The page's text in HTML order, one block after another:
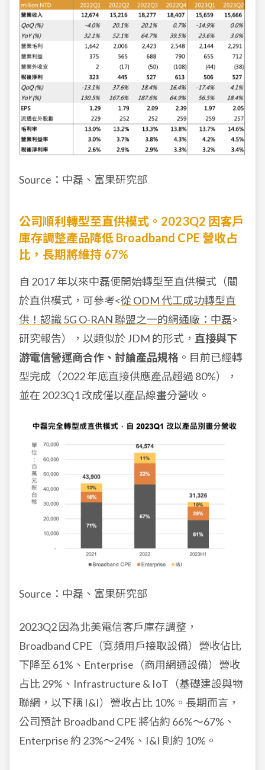
Source：中磊、富果研究部
公司順利轉型至直供模式。2023Q2 因客戶
庫存調整產品降低 Broadband CPE 營收占
比，長期將維持 67%
自 2017 年以來中磊便開始轉型至直供模式（關
於直供模式，可參考<從 ODM 代工成功轉型直
供！認識 5G O-RAN 聯盟之一的網通廠：中磊>
研究報告），以類似於 JDM 的形式， 直接與下
游電信營運商合作、討論產品規格 。目前已經轉
型完成（2022 年底直接供應產品超過 80%），
並在 2023Q1 改成僅以產品線畫分營收。
Source：中磊、富果研究部
2023Q2 因為北美電信客戶庫存調整，
Broadband CPE（寬頻用戶接取設備）營收佔比
下降至 61%、Enterprise（商用網通設備）營收
占比 29%、Infrastructure & IoT（基礎建設與物
聯網，以下稱 I&I）營收占比 10%。長期而言，
公司預計 Broadband CPE 將佔約 66%～67%、
Enterprise 約 23%～24%、I&I 則約 10%。